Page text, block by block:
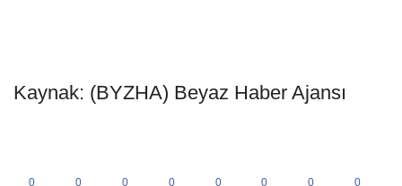
Kaynak: (BYZHA) Beyaz Haber Ajansı